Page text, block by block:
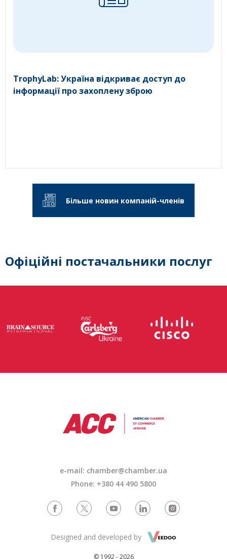
TrophyLab: Україна відкриває доступ до
інформації про захоплену зброю
Більше новин компаній-членів
Офіційні постачальники послуг
e-mail: chamber@chamber.ua
Phone: +380 44 490 5800
© 1992 - 2026
Designed and developed by